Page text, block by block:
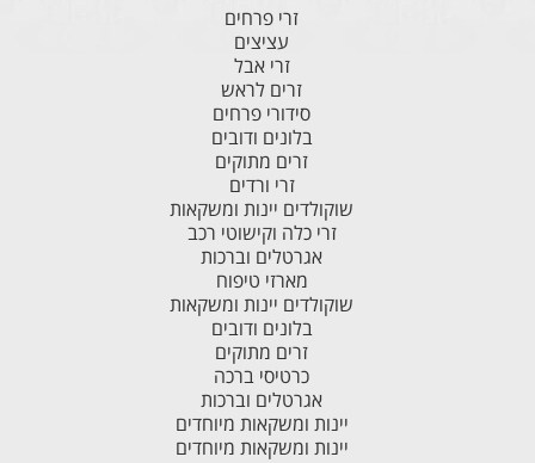
זרי פרחים
עציצים
זרי אבל
זרים לראש
סידורי פרחים
בלונים ודובים
זרים מתוקים
זרי ורדים
שוקולדים יינות ומשקאות
זרי כלה וקישוטי רכב
אגרטלים וברכות
מארזי טיפוח
שוקולדים יינות ומשקאות
בלונים ודובים
זרים מתוקים
כרטיסי ברכה
אגרטלים וברכות
יינות ומשקאות מיוחדים
יינות ומשקאות מיוחדים